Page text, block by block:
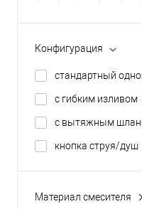
Конфигурация
стандартный
с гибким изливом
с вытяжным
кнопка струя/душ
Материал смесителя